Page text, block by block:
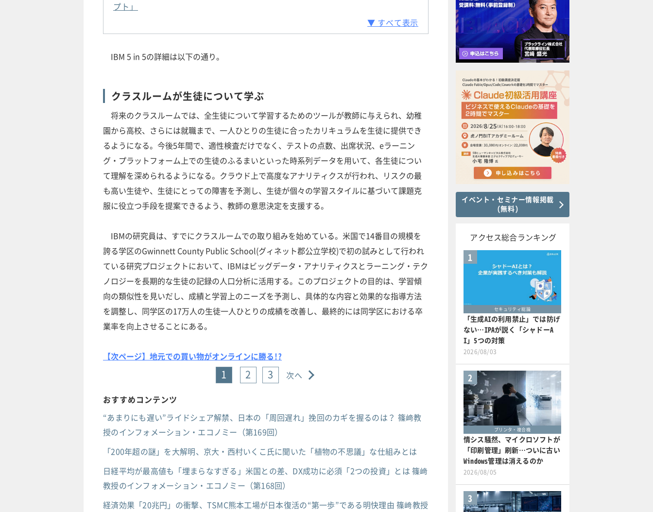
プト」
▼ すべて表示
IBM 5 in 5の詳細は以下の通り。
クラスルームが生徒について学ぶ
将来のクラスルームでは、全生徒について学習するためのツールが教師に与えられ、幼稚
園から高校、さらには就職まで、一人ひとりの生徒に合ったカリキュラムを生徒に提供でき
るようになる。今後5年間で、適性検査だけでなく、テストの点数、出席状況、eラーニン
グ・プラットフォーム上での生徒のふるまいといった時系列データを用いて、各生徒につい
て理解を深められるようになる。クラウド上で高度なアナリティクスが行われ、リスクの最
も高い生徒や、生徒にとっての障害を予測し、生徒が個々の学習スタイルに基づいて課題克
服に役立つ手段を提案できるよう、教師の意思決定を支援する。
IBMの研究員は、すでにクラスルームでの取り組みを始めている。米国で14番目の規模を
誇る学区のGwinnett County Public School(グィネット郡公立学校)で初の試みとして行われ
ている研究プロジェクトにおいて、IBMはビッグデータ・アナリティクスとラーニング・テク
ノロジーを長期的な生徒の記録の人口分析に活用する。このプロジェクトの目的は、学習傾
向の類似性を見いだし、成績と学習上のニーズを予測し、具体的な内容と効果的な指導方法
を調整し、同学区の17万人の生徒一人ひとりの成績を改善し、最終的には同学区における卒
業率を向上させることにある。
【次ページ】地元での買い物がオンラインに勝る!?
1 2 3 次へ
おすすめコンテンツ
“あまりにも遅い”ライドシェア解禁、日本の「周回遅れ」挽回のカギを握るのは？ 篠﨑教
授のインフォメーション・エコノミー（第169回）
「200年超の謎」を大解明、京大・西村いくこ氏に聞いた「植物の不思議」な仕組みとは
日経平均が最高値も「埋まらなすぎる」米国との差、DX成功に必須「2つの投資」とは 篠﨑
教授のインフォメーション・エコノミー（第168回）
経済効果「20兆円」の衝撃、TSMC熊本工場が日本復活の“第一歩”である明快理由 篠﨑教授
イベント・セミナー情報掲載
(無料)
アクセス総合ランキング
1
セキュリティ総論
「生成AIの利用禁止」では防げ
ない…IPAが説く「シャドーA
I」5つの対策
2026/08/03
2
プリンタ・複合機
情シス騒然、マイクロソフトが
「印刷管理」刷新…ついに古い
Windows管理は消えるのか
2026/08/05
3